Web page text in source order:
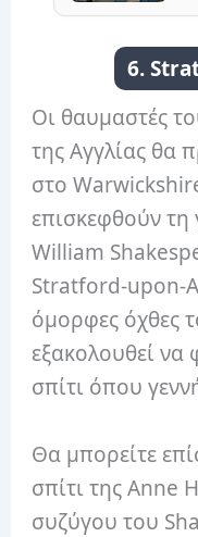
6.
Οι θαυμαστές
της Αγγλίας θα
στο
επισκεφθούν τη
William
Stratford-upon-
όμορφες όχθες
εξακολουθεί να
σπίτι όπου
Θα μπορείτε
σπίτι της Anne
συζύγου του